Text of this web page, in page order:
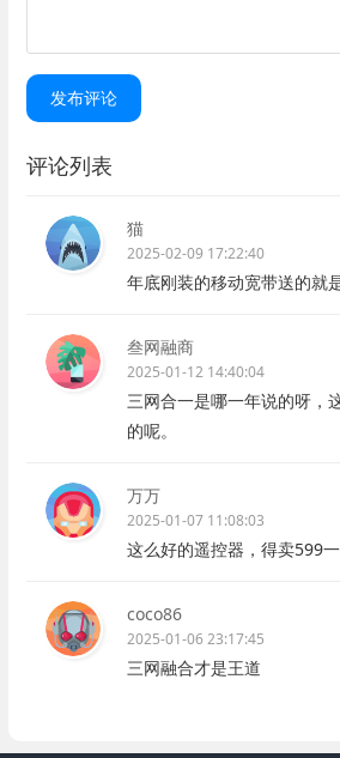
发布评论
评论列表
猫
2025-02-09 17:22:40
年底刚装的移动宽带送的就
叁网融商
2025-01-12 14:40:04
三网合一是哪一年说的呀，
的呢。
万万
2025-01-07 11:08:03
这么好的遥控器，得卖599
coco86
2025-01-06 23:17:45
三网融合才是王道